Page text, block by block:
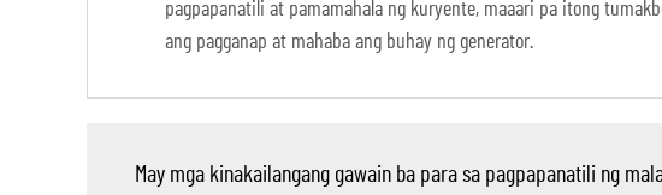
pagpapanatili at pamamahala ng kuryente, maaari pa itong
ang pagganap at mahaba ang buhay ng generator.
May mga kinakailangang gawain ba para sa pagpapanatili ng